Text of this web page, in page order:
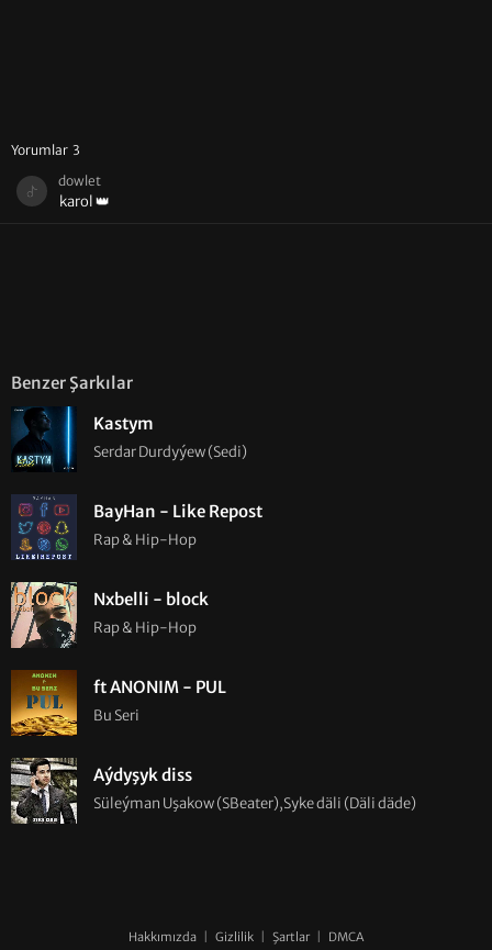
Yorumlar 3
dowlet
karol 👑
Benzer Şarkılar
Kastym
Serdar Durdyýew (Sedi)
BayHan - Like Repost
Rap & Hip-Hop
Nxbelli - block
Rap & Hip-Hop
ft ANONIM - PUL
Bu Seri
Aýdyşyk diss
Süleýman Uşakow (SBeater),Syke däli (Däli däde)
Hakkımızda Gizlilik Şartlar DMCA